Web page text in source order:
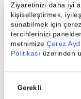
Ziyaretinizi daha iyi
kişiselleştirmek,
sunabilmek için
tercihlerinizi
metnimize Çerez
Politikası üzerinden
Seçimi
Gerekli
Boşalan konumların
sürecini
Artan müşteri
Gıda'nın pazar
TAB Gıda
Finansal